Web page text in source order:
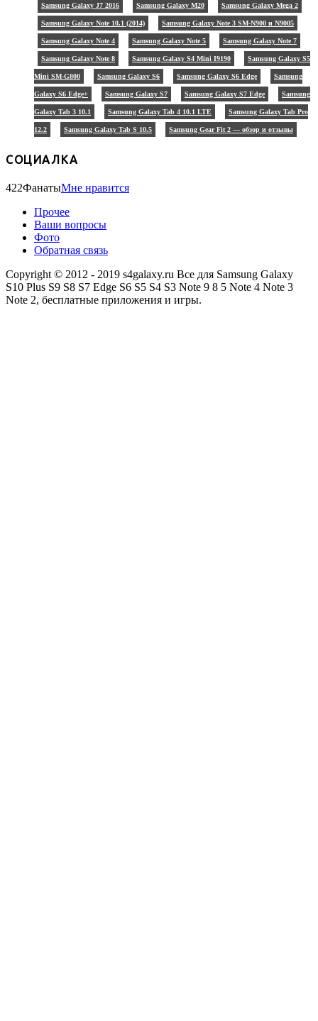
Samsung Galaxy J7 2016 Samsung Galaxy M20 Samsung Galaxy Mega 2
Samsung Galaxy Note 10.1 (2014) Samsung Galaxy Note 3 SM-N900 и N9005
Samsung Galaxy Note 4 Samsung Galaxy Note 5 Samsung Galaxy Note 7
Samsung Galaxy Note 8 Samsung Galaxy S4 Mini I9190 Samsung Galaxy S5
Mini SM-G800 Samsung Galaxy S6 Samsung Galaxy S6 Edge Samsung
Galaxy S6 Edge+ Samsung Galaxy S7 Samsung Galaxy S7 Edge Samsung
Galaxy Tab 3 10.1 Samsung Galaxy Tab 4 10.1 LTE Samsung Galaxy Tab Pro
12.2 Samsung Galaxy Tab S 10.5 Samsung Gear Fit 2 — обзор и отзывы
СОЦИАЛКА
422ФанатыМне нравится
Прочее
Ваши вопросы
Фото
Обратная связь
Copyright © 2012 - 2019 s4galaxy.ru Все для Samsung Galaxy
S10 Plus S9 S8 S7 Edge S6 S5 S4 S3 Note 9 8 5 Note 4 Note 3
Note 2, бесплатные приложения и игры.